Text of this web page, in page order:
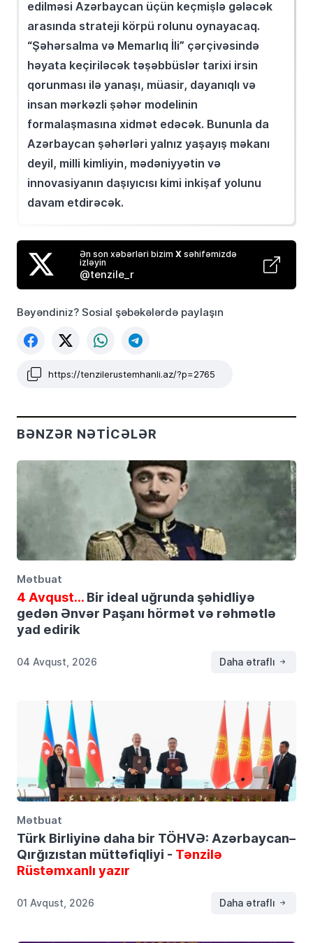
edilməsi Azərbaycan üçün keçmişlə gələcək
arasında strateji körpü rolunu oynayacaq.
“Şəhərsalma və Memarlıq İli” çərçivəsində
həyata keçiriləcək təşəbbüslər tarixi irsin
qorunması ilə yanaşı, müasir, dayanıqlı və
insan mərkəzli şəhər modelinin
formalaşmasına xidmət edəcək. Bununla da
Azərbaycan şəhərləri yalnız yaşayış məkanı
deyil, milli kimliyin, mədəniyyətin və
innovasiyanın daşıyıcısı kimi inkişaf yolunu
davam etdirəcək.
Ən son xəbərləri bizim Xsəhifəmizdə
izləyin
@tenzile_r
Bəyəndiniz? Sosial şəbəkələrdə paylaşın
https://tenzilerustemhanli.az/?p=2765
BƏNZƏR NƏTICƏLƏR
Mətbuat
4 Avqust…Bir ideal uğrunda şəhidliyə
gedən Ənvər Paşanı hörmət və rəhmətlə
yad edirik
04 Avqust, 2026 Daha ətraflı
Mətbuat
Türk Birliyinə daha bir TÖHVƏ: Azərbaycan–
Qırğızıstan müttəfiqliyi - Tənzilə
Rüstəmxanlı yazır
01 Avqust, 2026 Daha ətraflı